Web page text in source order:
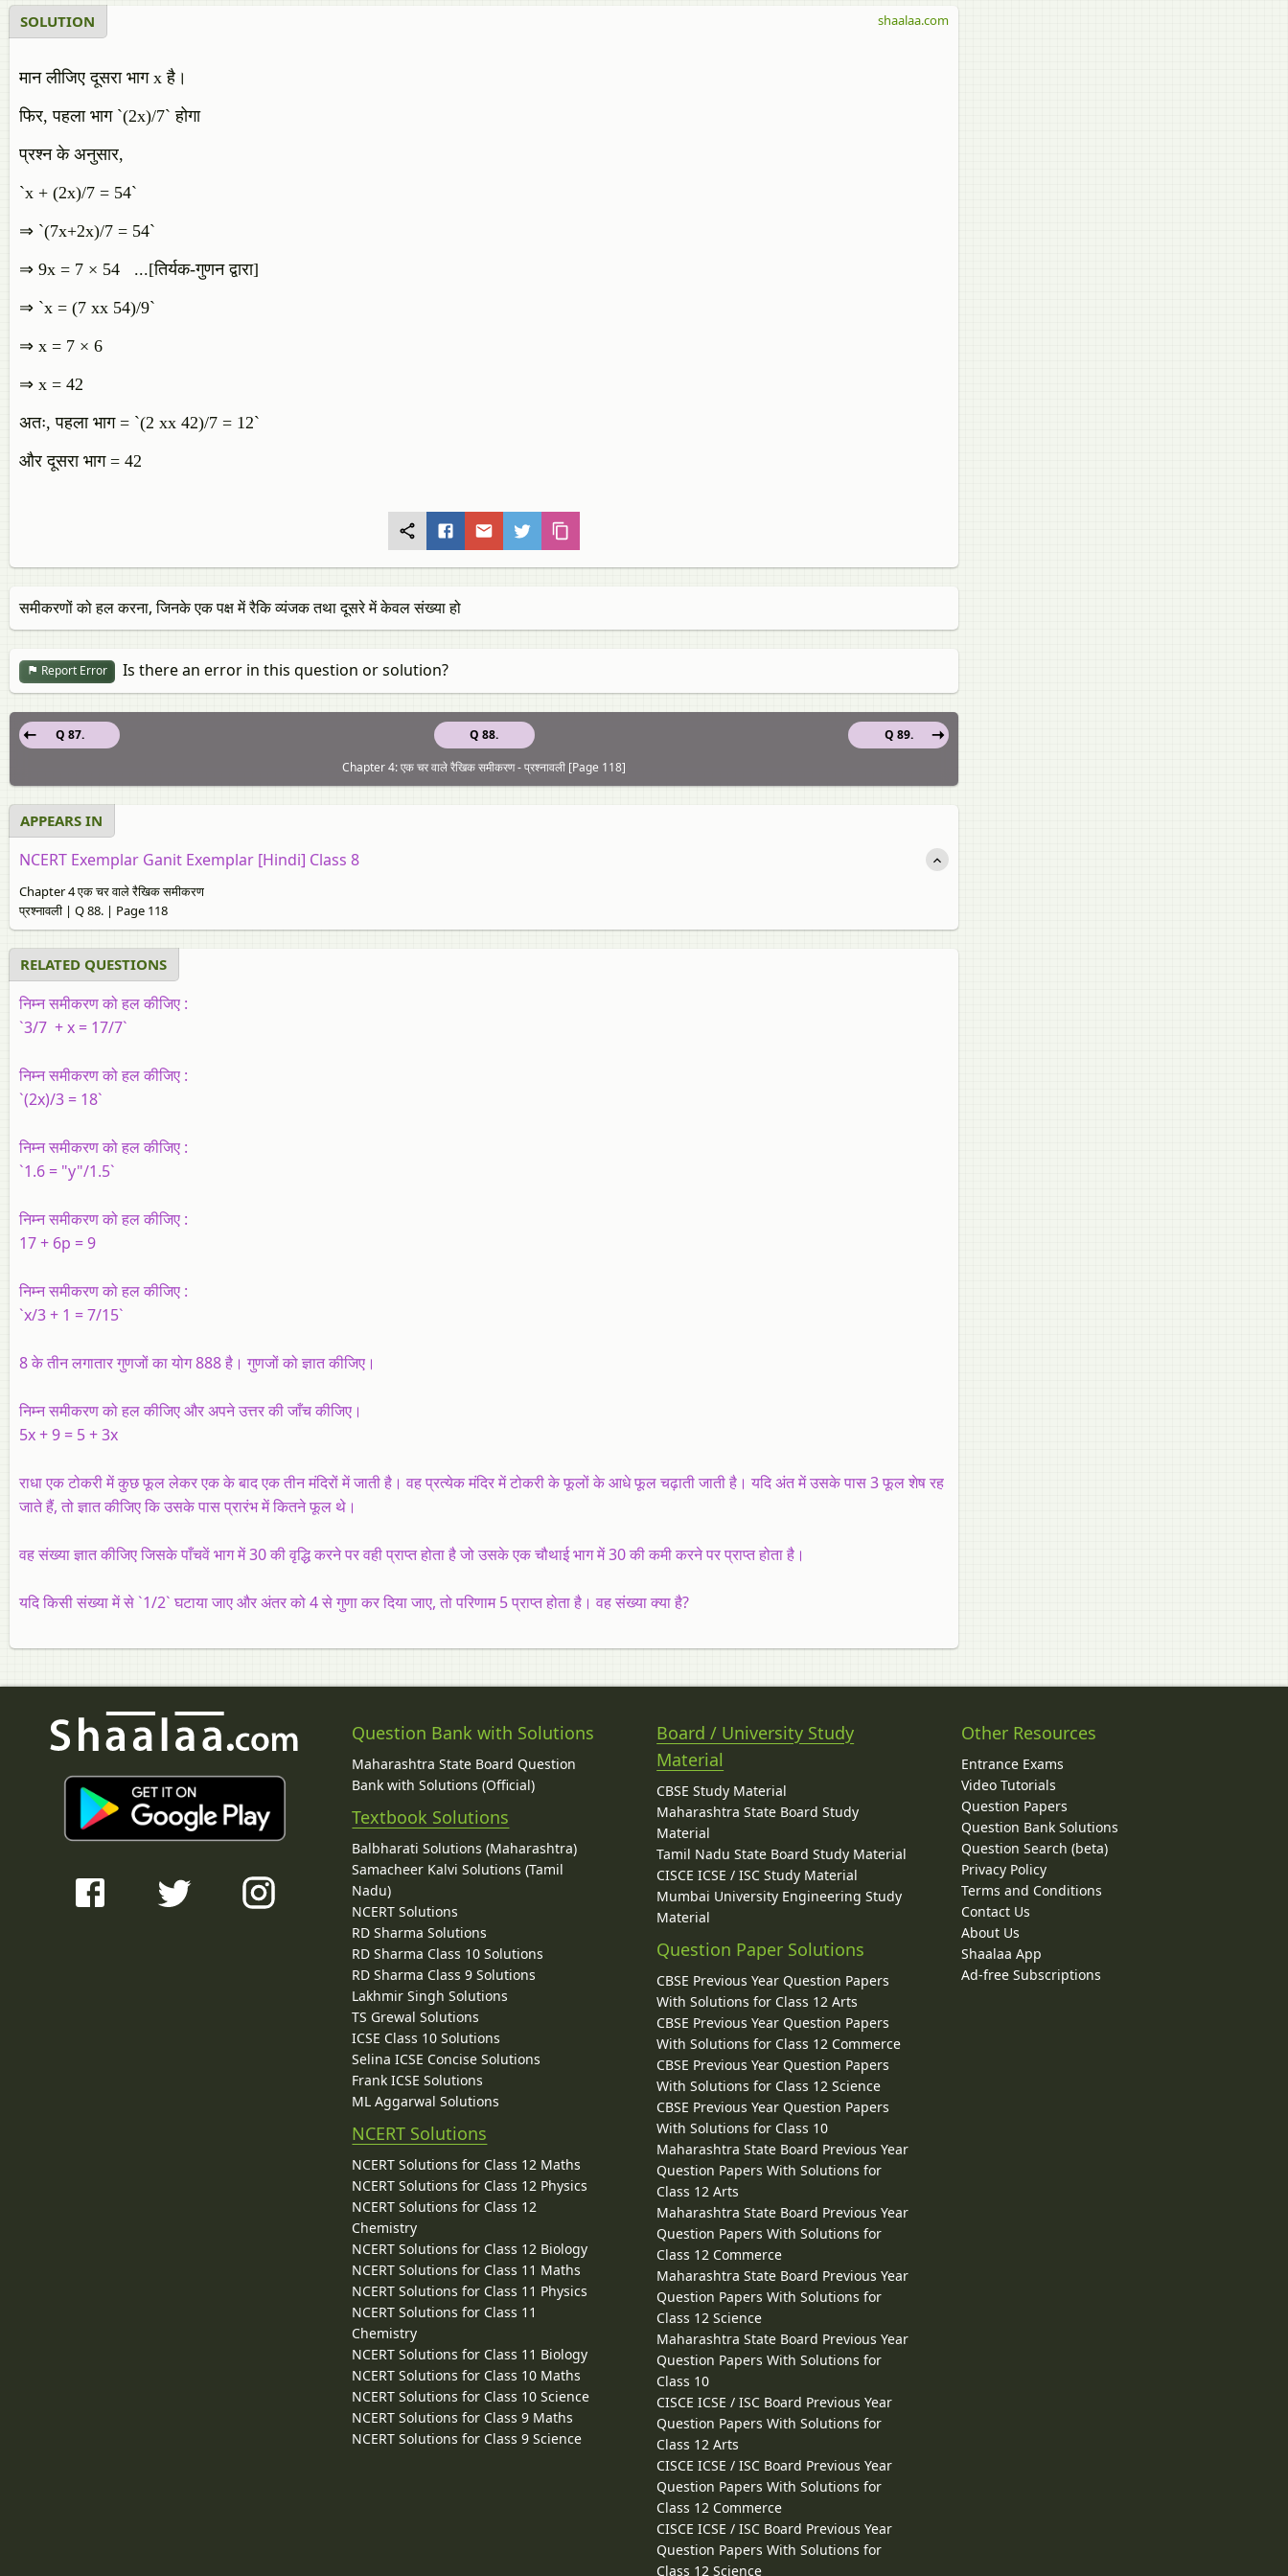
SOLUTION
मान लीजिए दूसरा भाग x है।
फिर, पहला भाग `(2x)/7` होगा
प्रश्न के अनुसार,
`x + (2x)/7 = 54`
⇒ `(7x+2x)/7 = 54`
⇒ 9x = 7 × 54 ...[तिर्यक-गुणन द्वारा]
⇒ `x = (7 xx 54)/9`
⇒ x = 7 × 6
⇒ x = 42
अतः, पहला भाग = `(2 xx 42)/7 = 12`
और दूसरा भाग = 42
shaalaa.com
समीकरणों को हल करना, जिनके एक पक्ष में रैकि व्यंजक तथा दूसरे में केवल संख्या हो
Report Error Is there an error in this question or solution?
Q 88.
Q 87.
Q 89.
Chapter 4: एक चर वाले रैखिक समीकरण - प्रश्नावली [Page 118]
APPEARS IN
NCERT Exemplar Ganit Exemplar [Hindi] Class 8
Chapter 4 एक चर वाले रैखिक समीकरण
प्रश्नावली | Q 88. | Page 118
RELATED QUESTIONS
निम्न समीकरण को हल कीजिए :
`3/7 + x = 17/7`
निम्न समीकरण को हल कीजिए :
`(2x)/3 = 18`
निम्न समीकरण को हल कीजिए :
`1.6 = "y"/1.5`
निम्न समीकरण को हल कीजिए :
17 + 6p = 9
निम्न समीकरण को हल कीजिए :
`x/3 + 1 = 7/15`
8 के तीन लगातार गुणजों का योग 888 है। गुणजों को ज्ञात कीजिए।
निम्न समीकरण को हल कीजिए और अपने उत्तर की जाँच कीजिए।
5x + 9 = 5 + 3x
राधा एक टोकरी में कुछ फूल लेकर एक के बाद एक तीन मंदिरों में जाती है। वह प्रत्येक मंदिर में टोकरी के फूलों के आधे फूल चढ़ाती जाती है। यदि अंत में उसके पास 3 फूल शेष रह
जाते हैं, तो ज्ञात कीजिए कि उसके पास प्रारंभ में कितने फूल थे।
वह संख्या ज्ञात कीजिए जिसके पाँचवें भाग में 30 की वृद्धि करने पर वही प्राप्त होता है जो उसके एक चौथाई भाग में 30 की कमी करने पर प्राप्त होता है।
यदि किसी संख्या में से `1/2` घटाया जाए और अंतर को 4 से गुणा कर दिया जाए, तो परिणाम 5 प्राप्त होता है। वह संख्या क्या है?
Question Bank with Solutions
Maharashtra State Board Question
Bank with Solutions (Official)
Textbook Solutions
Balbharati Solutions (Maharashtra)
Samacheer Kalvi Solutions (Tamil
Nadu)
NCERT Solutions
RD Sharma Solutions
RD Sharma Class 10 Solutions
RD Sharma Class 9 Solutions
Lakhmir Singh Solutions
TS Grewal Solutions
ICSE Class 10 Solutions
Selina ICSE Concise Solutions
Frank ICSE Solutions
ML Aggarwal Solutions
NCERT Solutions
NCERT Solutions for Class 12 Maths
NCERT Solutions for Class 12 Physics
NCERT Solutions for Class 12
Chemistry
NCERT Solutions for Class 12 Biology
NCERT Solutions for Class 11 Maths
NCERT Solutions for Class 11 Physics
NCERT Solutions for Class 11
Chemistry
NCERT Solutions for Class 11 Biology
NCERT Solutions for Class 10 Maths
NCERT Solutions for Class 10 Science
NCERT Solutions for Class 9 Maths
NCERT Solutions for Class 9 Science
Board / University Study
Material
CBSE Study Material
Maharashtra State Board Study
Material
Tamil Nadu State Board Study Material
CISCE ICSE / ISC Study Material
Mumbai University Engineering Study
Material
Question Paper Solutions
CBSE Previous Year Question Papers
With Solutions for Class 12 Arts
CBSE Previous Year Question Papers
With Solutions for Class 12 Commerce
CBSE Previous Year Question Papers
With Solutions for Class 12 Science
CBSE Previous Year Question Papers
With Solutions for Class 10
Maharashtra State Board Previous Year
Question Papers With Solutions for
Class 12 Arts
Maharashtra State Board Previous Year
Question Papers With Solutions for
Class 12 Commerce
Maharashtra State Board Previous Year
Question Papers With Solutions for
Class 12 Science
Maharashtra State Board Previous Year
Question Papers With Solutions for
Class 10
CISCE ICSE / ISC Board Previous Year
Question Papers With Solutions for
Class 12 Arts
CISCE ICSE / ISC Board Previous Year
Question Papers With Solutions for
Class 12 Commerce
CISCE ICSE / ISC Board Previous Year
Question Papers With Solutions for
Class 12 Science
Other Resources
Entrance Exams
Video Tutorials
Question Papers
Question Bank Solutions
Question Search (beta)
Privacy Policy
Terms and Conditions
Contact Us
About Us
Shaalaa App
Ad-free Subscriptions